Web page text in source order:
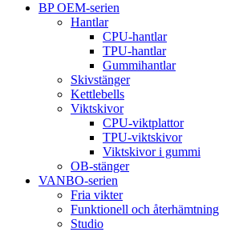
BP OEM-serien
Hantlar
CPU-hantlar
TPU-hantlar
Gummihantlar
Skivstänger
Kettlebells
Viktskivor
CPU-viktplattor
TPU-viktskivor
Viktskivor i gummi
OB-stänger
VANBO-serien
Fria vikter
Funktionell och återhämtning
Studio